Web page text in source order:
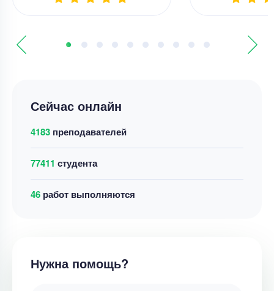
Сейчас онлайн
4183 преподавателей
77411 студента
48 работ выполняются
Нужна помощь?